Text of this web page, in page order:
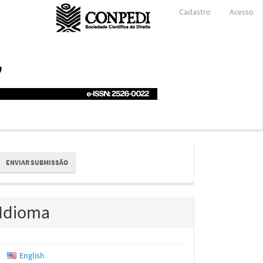
Cadastro Acesso
ENVIAR SUBMISSÃO
Idioma
English